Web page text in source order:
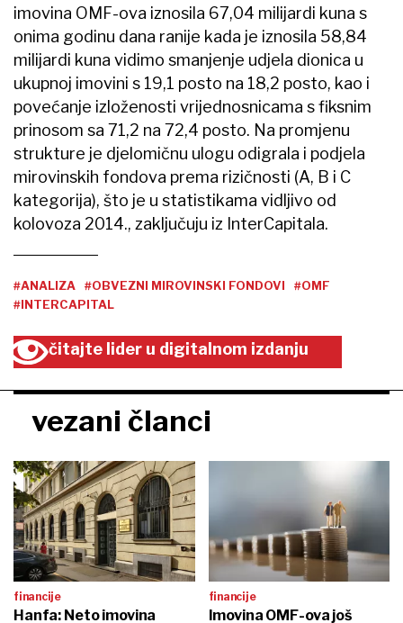
imovina OMF-ova iznosila 67,04 milijardi kuna s
onima godinu dana ranije kada je iznosila 58,84
milijardi kuna vidimo smanjenje udjela dionica u
ukupnoj imovini s 19,1 posto na 18,2 posto, kao i
povećanje izloženosti vrijednosnicama s fiksnim
prinosom sa 71,2 na 72,4 posto. Na promjenu
strukture je djelomičnu ulogu odigrala i podjela
mirovinskih fondova prema rizičnosti (A, B i C
kategorija), što je u statistikama vidljivo od
kolovoza 2014., zaključuju iz InterCapitala.
#ANALIZA #OBVEZNI MIROVINSKI FONDOVI
#OMF
#INTERCAPITAL
čitajte lider u digitalnom izdanju
vezani članci
financije
Hanfa: Neto imovina
financije
Imovina OMF-ova još